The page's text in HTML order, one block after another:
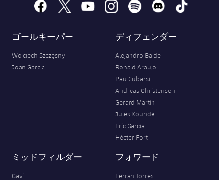
facebook
x youtubeinstagramspotify discord tiktok
ゴールキーパー
Wojciech Szczęsny
Joan Garcia
ディフェンダー
Alejandro Balde
Ronald Araujo
Pau Cubarsí
Andreas Christensen
Gerard Martín
Jules Kounde
Eric García
Héctor Fort
ミッドフィルダー
Gavi
フォワード
Ferran Torres